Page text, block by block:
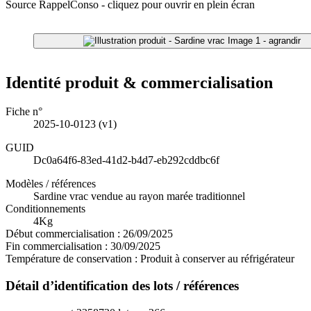
Source RappelConso - cliquez pour ouvrir en plein écran
Image 1 - agrandir
Identité produit & commercialisation
Fiche n°
2025-10-0123 (v1)
GUID
Dc0a64f6-83ed-41d2-b4d7-eb292cddbc6f
Modèles / références
Sardine vrac vendue au rayon marée traditionnel
Conditionnements
4Kg
Début commercialisation : 26/09/2025
Fin commercialisation : 30/09/2025
Température de conservation : Produit à conserver au réfrigérateur
Détail d’identification des lots / références